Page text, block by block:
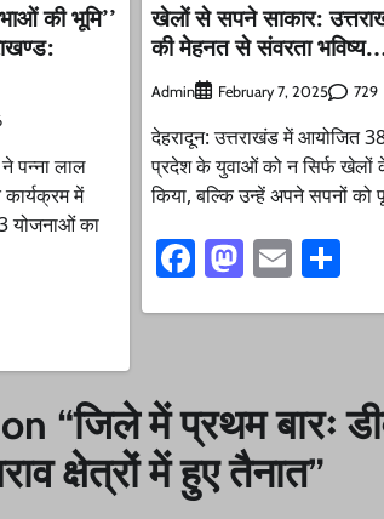
की भूमि’’
ने पन्ना लाल
में
योजनाओं का
खेलों से सपने साकार:
की मेहनत से संवरता
Admin February 7, 2025 729
देहरादून: उत्तराखंड में आयोजित
प्रदेश के युवाओं को न सिर्फ खेलों
किया, बल्कि उन्हें अपने सपनों को
Facebook
Email
“जिले में प्रथम बारः
क्षेत्रों में हुए तैनात”